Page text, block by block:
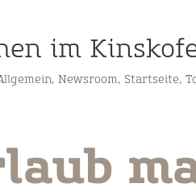
im
,Newsroom, Startseite,